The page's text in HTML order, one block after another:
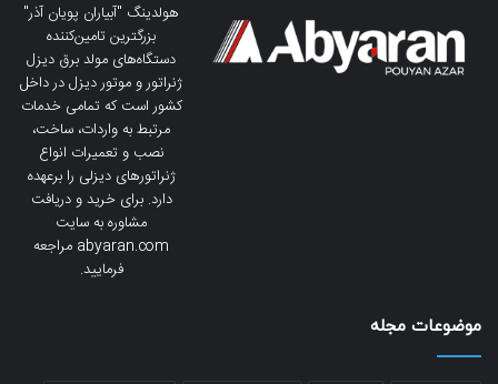
هولدینگ "آبیاران پویان آذر"
بزرگترین تامین‌کننده
دستگاه‌های مولد برق دیزل
ژنراتور و موتور دیزل در داخل
کشور است که تمامی خدمات
مرتبط به واردات، ساخت،
نصب و تعمیرات انواع
ژنراتورهای دیزلی را برعهده
دارد. برای خرید و دریافت
مشاوره به سایت
abyaran.com مراجعه
فرمایید.
موضوعات مجله